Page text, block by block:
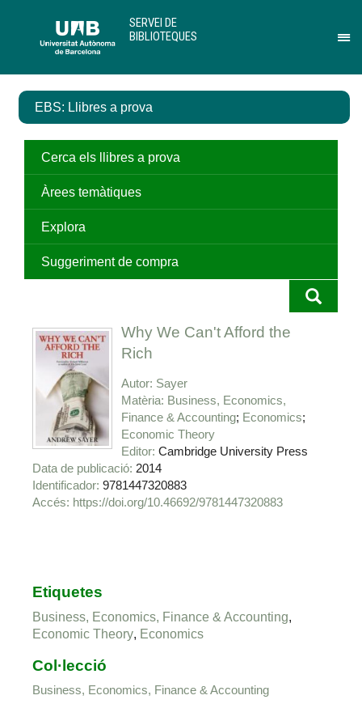
contingut
el
de
SERVEI DE
BIBLIOTEQUES
EBS: Llibres a prova
Cerca els llibres a prova
Àrees temàtiques
Explora
Suggeriment de compra
Why We Can't Afford the
Rich
Autor Sayer
Matèria Business, Economics,
Finance & Accounting Economics
Economic Theory
Editor Cambridge University Press
Data de publicació 2014
Identificador 9781447320883
https://doi.org/10.46692/9781447320883
Etiquetes
Business, Economics, Finance & Accounting,
Economic Theory, Economics
Col·lecció
Business, Economics, Finance & Accounting